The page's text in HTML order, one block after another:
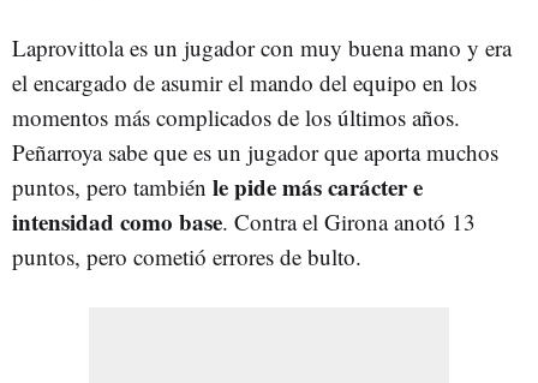
Laprovittola es un jugador con muy buena mano y era
el encargado de asumir el mando del equipo en los
momentos más complicados de los últimos años.
Peñarroya sabe que es un jugador que aporta muchos
puntos, pero también le pide más carácter e
intensidad como base. Contra el Girona anotó 13
puntos, pero cometió errores de bulto.